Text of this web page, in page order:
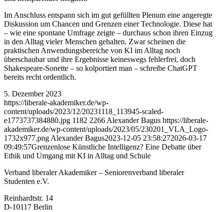
Im Anschluss entspann sich im gut gefüllten Plenum eine angeregte
Diskussion um Chancen und Grenzen einer Technologie. Diese hat
– wie eine spontane Umfrage zeigte – durchaus schon ihren Einzug
in den Alltag vieler Menschen gehalten. Zwar scheinen die
praktischen Anwendungsbereiche von KI im Alltag noch
überschaubar und ihre Ergebnisse keineswegs fehlerfrei, doch
Shakespeare-Sonette – so kolportiert man – schreibe ChatGPT
bereits recht ordentlich.
5. Dezember 2023
https://liberale-akademiker.de/wp-
content/uploads/2023/12/20231118_113945-scaled-
e1773737384880.jpg 1182 2266Alexander Bagus https://liberale-
akademiker.de/wp-content/uploads/2023/05/230201_VLA_Logo-
1732x977.pngAlexander Bagus2023-12-05 23:58:272026-03-17
09:49:57Grenzenlose Künstliche Intelligenz? Eine Debatte über
Ethik und Umgang mit KI in Alltag und Schule
Verband liberaler Akademiker – Seniorenverband liberaler
Studenten e.V.
Reinhardtstr. 14
D-10117 Berlin